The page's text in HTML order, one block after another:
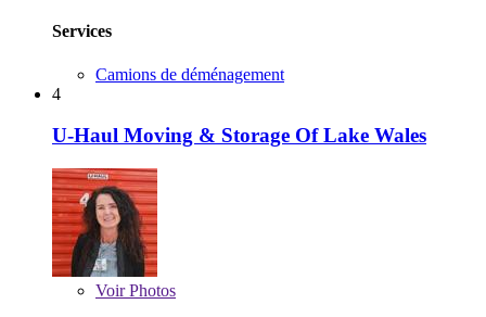
Services
Camions de déménagement
4
U-Haul Moving & Storage Of Lake Wales
VoirPhotos